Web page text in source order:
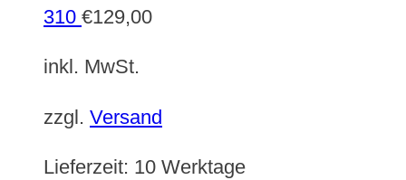
310 €129,00
inkl. MwSt.
zzgl. Versand
Lieferzeit: 10 Werktage